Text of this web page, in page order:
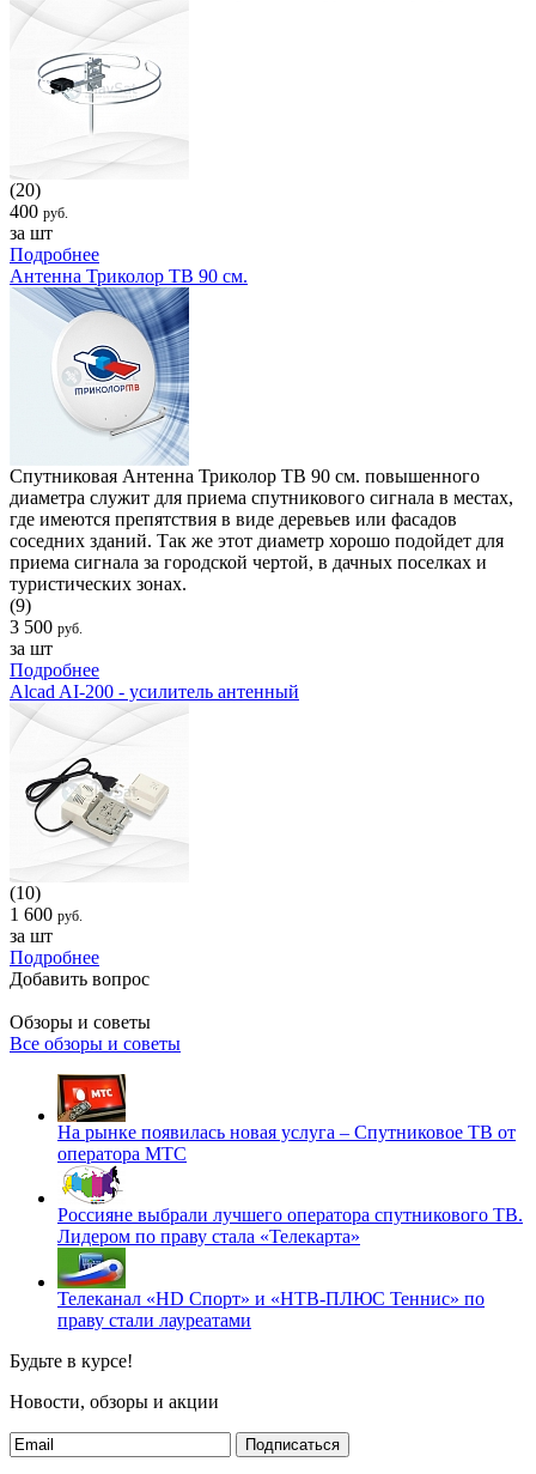
(20)
400 руб.
за шт
Подробнее
Антенна Триколор ТВ 90 см.
Спутниковая Антенна Триколор ТВ 90 см. повышенного
диаметра служит для приема спутникового сигнала в местах,
где имеются препятствия в виде деревьев или фасадов
соседних зданий. Так же этот диаметр хорошо подойдет для
приема сигнала за городской чертой, в дачных поселках и
туристических зонах.
(9)
3 500 руб.
за шт
Подробнее
Alcad AI-200 - усилитель антенный
(10)
1 600 руб.
за шт
Подробнее
Добавить вопрос
Обзоры и советы
Все обзоры и советы
На рынке появилась новая услуга – Спутниковое ТВ от
оператора МТС
Россияне выбрали лучшего оператора спутникового ТВ.
Лидером по праву стала «Телекарта»
Телеканал «HD Спорт» и «НТВ-ПЛЮС Теннис» по
праву стали лауреатами
Будьте в курсе!
Новости, обзоры и акции
Подписаться